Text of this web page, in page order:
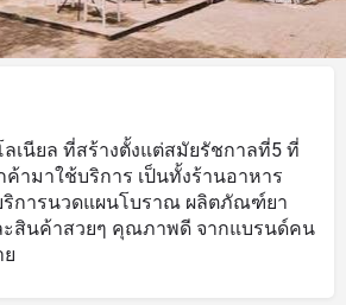
Get directions
เนียล ที่สร้างตั้งแต่สมัยรัชกาลที่5 ที่
ามาใช้บริการ เป็นทั้งร้านอาหาร
ริการนวดแผนโบราณ ผลิตภัณฑ์ยา
ะสินค้าสวยๆ คุณภาพดี จากแบรนด์คน